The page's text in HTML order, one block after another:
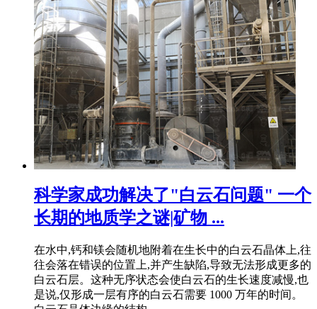
科学家成功解决了"白云石问题" 一个
长期的地质学之谜|矿物 ...
在水中,钙和镁会随机地附着在生长中的白云石晶体上,往
往会落在错误的位置上,并产生缺陷,导致无法形成更多的
白云石层。这种无序状态会使白云石的生长速度减慢,也
是说,仅形成一层有序的白云石需要 1000 万年的时间。